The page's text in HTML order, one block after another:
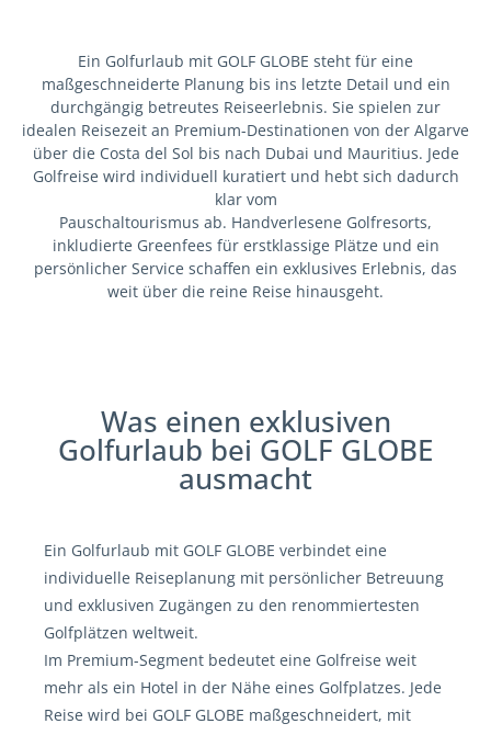
Ein Golfurlaub mit GOLF GLOBE steht für eine
maßgeschneiderte Planung bis ins letzte Detail und ein
durchgängig betreutes Reiseerlebnis. Sie spielen zur
idealen Reisezeit an Premium-Destinationen von der Algarve
über die Costa del Sol bis nach Dubai und Mauritius. Jede
Golfreise wird individuell kuratiert und hebt sich dadurch
klar vom
Pauschaltourismus ab. Handverlesene Golfresorts,
inkludierte Greenfees für erstklassige Plätze und ein
persönlicher Service schaffen ein exklusives Erlebnis, das
weit über die reine Reise hinausgeht.
Was einen exklusiven
Golfurlaub bei GOLF GLOBE
ausmacht
Ein Golfurlaub mit GOLF GLOBE verbindet eine
individuelle Reiseplanung mit persönlicher Betreuung
und exklusiven Zugängen zu den renommiertesten
Golfplätzen weltweit.
Im Premium-Segment bedeutet eine Golfreise weit
mehr als ein Hotel in der Nähe eines Golfplatzes. Jede
Reise wird bei GOLF GLOBE maßgeschneidert, mit